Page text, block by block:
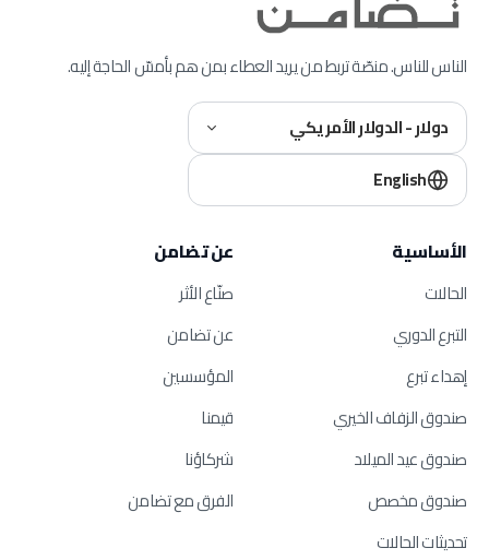
الناس للناس. منصّة تربط من يريد العطاء بمن هم بأمسّ الحاجة إليه.
دولار - الدولار الأمريكي
English
الأساسية
الحالات
التبرع الدوري
إهداء تبرع
صندوق الزفاف الخيري
صندوق عيد الميلاد
صندوق مخصص
تحديثات الحالات
عن تضامن
صنّاع الأثر
عن تضامن
المؤسسين
قيمنا
شركاؤنا
الفرق مع تضامن